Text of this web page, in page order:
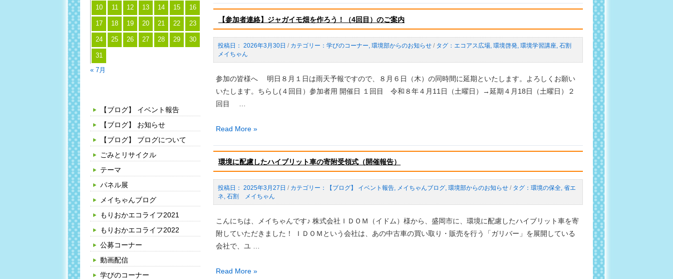
10 11 12 13 14 15 16
17 18 19 20 21 22 23
24 25 26 27 28 29 30
31
« 7月
【ブログ】 イベント報告
【ブログ】 お知らせ
【ブログ】 ブログについて
ごみとリサイクル
テーマ
パネル展
メイちゃんブログ
もりおかエコライフ2021
もりおかエコライフ2022
公募コーナー
動画配信
学びのコーナー
25
日
開
催】
バ
ス
行
ウ
ィ
ン
ド
パ
ク
見
学
【参加者連絡】ジャガイモ畑を作ろう！（4回目）のご案内
2026年3月30日 / 学びのコーナー, 環境部からのお知らせ / エコアス広場, 環境啓発, 環境学習講座, 石割
メイちゃん
参加の皆様へ 明日８月１日は雨天予報ですので、８月６日（木）の同時間に延期といたします。よろしくお願い
いたします。ちらし(４回目）参加者用 開催日 １回目 令和８年４月11日（土曜日）→延期４月18日（土曜日）２
回目 …
【参
者
連
絡】
ジ
ャ
イ
モ
Read More »
環境に配慮したハイブリット車の寄附受領式（開催報告）
2025年3月27日 / 【ブログ】 イベント報告, メイちゃんブログ, 環境部からのお知らせ / 環境の保全, 省エ
ネ, 石割 メイちゃん
こんにちは、メイちゃんです♪ 株式会社ＩＤＯＭ（イドム）様から、盛岡市に、環境に配慮したハイブリット車を寄
附していただきました！ ＩＤＯＭという会社は、あの中古車の買い取り・販売を行う「ガリバー」を展開している
会社で、ユ …
環
Read More »